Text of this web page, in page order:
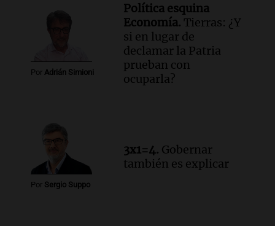
Por Adrián Simioni
Política esquina
Economía. Tierras: ¿Y
si en lugar de
declamar la Patria
prueban con
ocuparla?
Por Sergio Suppo
3x1=4. Gobernar
también es explicar